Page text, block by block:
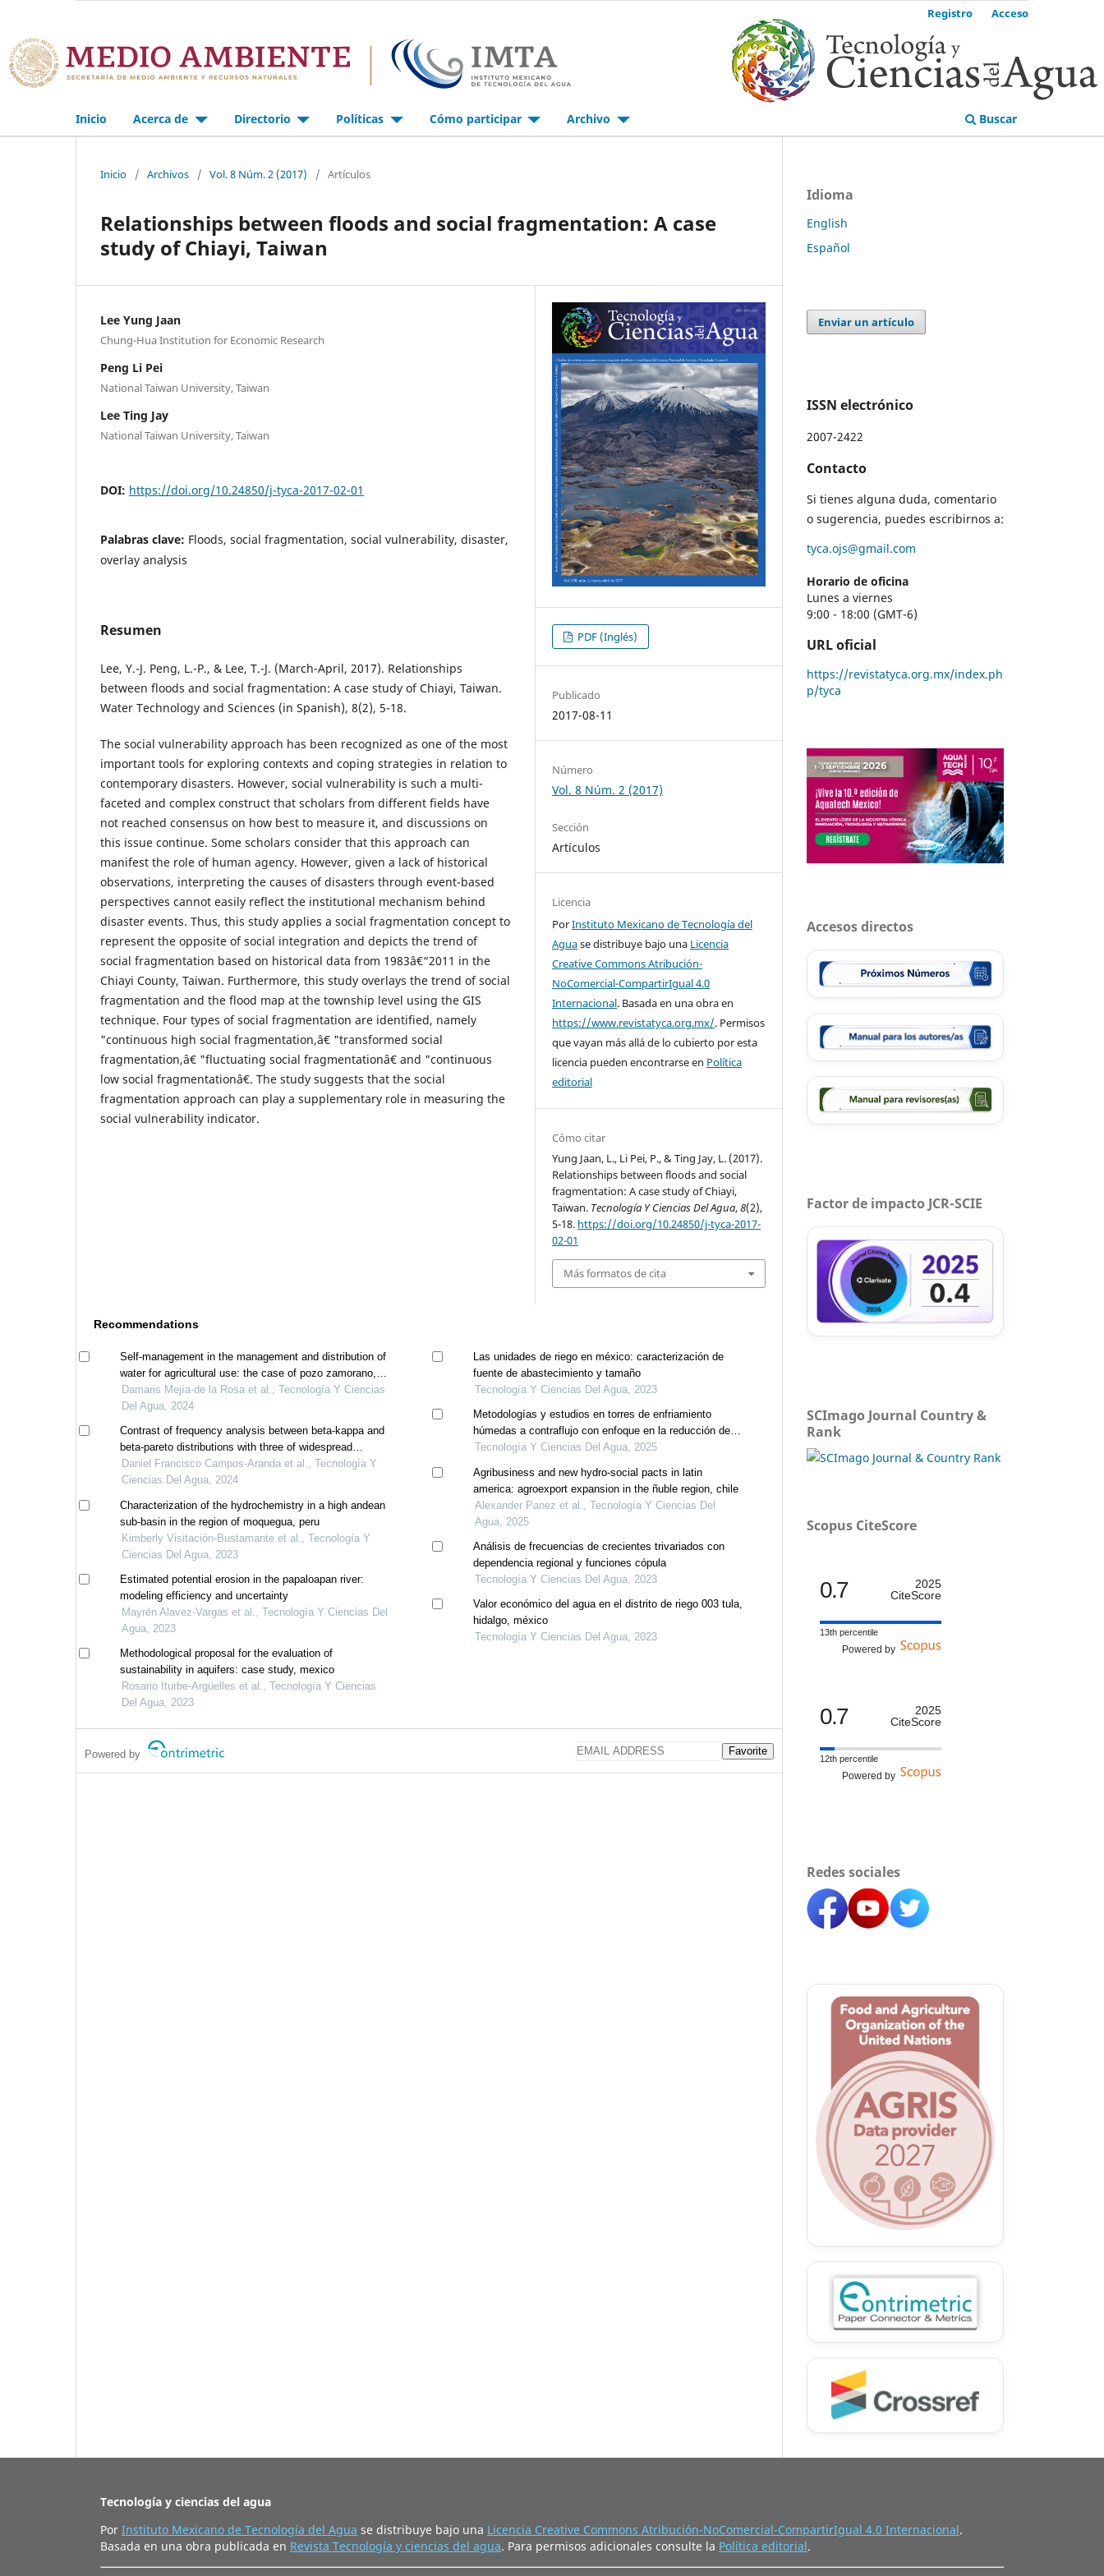
Inicio Acerca de Directorio Políticas Cómo participar Archivo Buscar
Registro Acceso
Inicio / Archivos / Vol. 8 Núm. 2 (2017) / Artículos
Relationships between floods and social fragmentation: A case
study of Chiayi, Taiwan
Lee Yung Jaan
Chung-Hua Institution for Economic Research
Peng Li Pei
National Taiwan University, Taiwan
Lee Ting Jay
National Taiwan University, Taiwan
DOI: https://doi.org/10.24850/j-tyca-2017-02-01
Palabras clave: Floods, social fragmentation, social vulnerability, disaster,
overlay analysis
Resumen
Lee, Y.-J. Peng, L.-P., & Lee, T.-J. (March-April, 2017). Relationships
between floods and social fragmentation: A case study of Chiayi, Taiwan.
Water Technology and Sciences (in Spanish), 8(2), 5-18.
The social vulnerability approach has been recognized as one of the most
important tools for exploring contexts and coping strategies in relation to
contemporary disasters. However, social vulnerability is such a multi-
faceted and complex construct that scholars from different fields have
not reached consensus on how best to measure it, and discussions on
this issue continue. Some scholars consider that this approach can
manifest the role of human agency. However, given a lack of historical
observations, interpreting the causes of disasters through event-based
perspectives cannot easily reflect the institutional mechanism behind
disaster events. Thus, this study applies a social fragmentation concept to
represent the opposite of social integration and depicts the trend of
social fragmentation based on historical data from 1983â€“2011 in the
Chiayi County, Taiwan. Furthermore, this study overlays the trend of social
fragmentation and the flood map at the township level using the GIS
technique. Four types of social fragmentation are identified, namely
"continuous high social fragmentation,â€ "transformed social
fragmentation,â€ "fluctuating social fragmentationâ€ and "continuous
low social fragmentationâ€. The study suggests that the social
fragmentation approach can play a supplementary role in measuring the
social vulnerability indicator.
PDF (Inglés)
Publicado
2017-08-11
Número
Vol. 8 Núm. 2 (2017)
Sección
Artículos
Licencia
PorInstituto Mexicano de Tecnología del
Aguase distribuye bajo una Licencia
Creative Commons Atribución-
NoComercial-CompartirIgual 4.0
Internacional. Basada en una obra en
https://www.revistatyca.org.mx/. Permisos
que vayan más allá de lo cubierto por esta
licencia pueden encontrarse en Política
editorial
Cómo citar
Yung Jaan, L., Li Pei, P., & Ting Jay, L. (2017).
Relationships between floods and social
fragmentation: A case study of Chiayi,
Taiwan. Tecnología Y Ciencias Del Agua,8(2),
5-18. https://doi.org/10.24850/j-tyca-2017-
02-01
Más formatos de cita
Recommendations
Self-management in the management and distribution of
water for agricultural use: the case of pozo zamorano,
hidalgo, mexico
Damaris Mejía-de la Rosa et al., Tecnología Y Ciencias
Del Agua, 2024
Contrast of frequency analysis between beta-kappa and
beta-pareto distributions with three of widespread
application
Daniel Francisco Campos-Aranda et al., Tecnología Y
Ciencias Del Agua, 2024
Characterization of the hydrochemistry in a high andean
sub-basin in the region of moquegua, peru
Kimberly Visitación-Bustamante et al., Tecnología Y
Ciencias Del Agua, 2023
Estimated potential erosion in the papaloapan river:
modeling efficiency and uncertainty
Mayrén Alavez-Vargas et al., Tecnología Y Ciencias Del
Agua, 2023
Methodological proposal for the evaluation of
sustainability in aquifers: case study, mexico
Rosario Iturbe-Argüelles et al., Tecnología Y Ciencias
Del Agua, 2023
Las unidades de riego en méxico: caracterización de
fuente de abastecimiento y tamaño
Tecnología Y Ciencias Del Agua, 2023
Metodologías y estudios en torres de enfriamiento
húmedas a contraflujo con enfoque en la reducción de
las pérdidas de agua por evaporación y arrastre
Tecnología Y Ciencias Del Agua, 2025
Agribusiness and new hydro-social pacts in latin
america: agroexport expansion in the ñuble region, chile
Alexander Panez et al., Tecnología Y Ciencias Del
Agua, 2025
Análisis de frecuencias de crecientes trivariados con
dependencia regional y funciones cópula
Tecnología Y Ciencias Del Agua, 2023
Valor económico del agua en el distrito de riego 003 tula,
hidalgo, méxico
Tecnología Y Ciencias Del Agua, 2023
Powered by Favorite
Idioma
English
Español
Enviar un artículo
ISSN electrónico
2007-2422
Contacto
Si tienes alguna duda, comentario
o sugerencia, puedes escribirnos a:
tyca.ojs@gmail.com
Horario de oficina
Lunes a viernes
9:00 - 18:00 (GMT-6)
URL oficial
https://revistatyca.org.mx/index.ph
p/tyca
Accesos directos
Factor de impacto JCR-SCIE
SCImago Journal Country &
Rank
Scopus CiteScore
0.7
2025
CiteScore
13th percentile
Powered by
0.7
2025
CiteScore
12th percentile
Powered by
Redes sociales
Tecnología y ciencias del agua
Por Instituto Mexicano de Tecnología del Agua se distribuye bajo una Licencia Creative Commons Atribución-NoComercial-CompartirIgual 4.0 Internacional.
Basada en una obra publicada en Revista Tecnología y ciencias del agua. Para permisos adicionales consulte la Política editorial.